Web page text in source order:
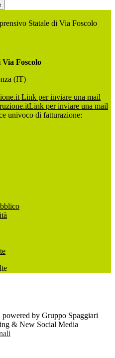
Statale di Via Foscolo
Foscolo
(IT)
Link per inviare una mail
Link per inviare una mail
univoco di fatturazione:
by Gruppo Spaggiari
& New Social Media